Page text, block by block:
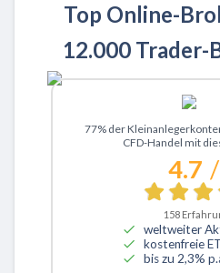
Top Online-
12.000
Zu
77% der
CFD-Handel mit
4.7
158
weltweiter
kostenfreie
bis zu 2,3%